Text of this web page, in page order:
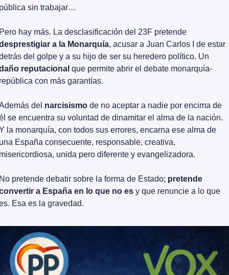
sin trabajar…
a la Monarquía, acusar a Juan Carlos I de estar
reputacional que permite abrir el debate monarquía-
con más garantías.
del narcisismo de no aceptar a nadie por encima de
se encuentra su voluntad de dinamitar el alma de la nación.
la monarquía, con todos sus errores, encarna ese alma de
España consecuente, responsable, creativa,
unida pero diferente y evangelizadora.
pretende debatir sobre la forma de Estado; pretende
a España en lo que no es y que renuncie a lo que
Esa es la gravedad.